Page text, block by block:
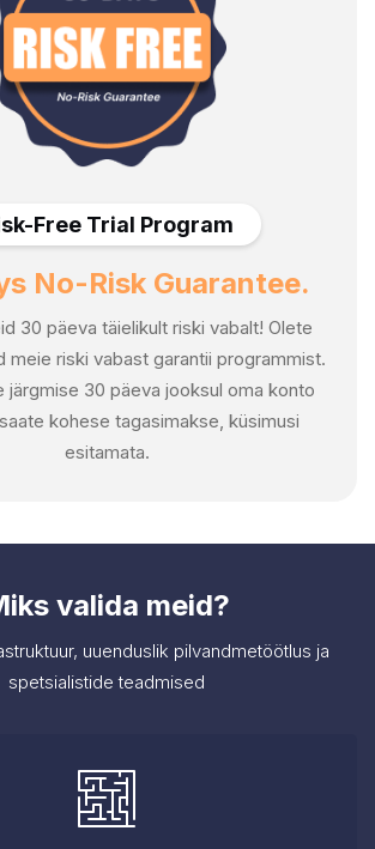
Free Trial Program
No-Risk Guarantee.
30 päeva täielikult riski vabalt! Olete
meie riski vabast garantii programmist.
järgmise 30 päeva jooksul oma konto
kohese tagasimakse, küsimusi
esitamata.
valida meid?
uuenduslik pilvandmetöötlus ja
spetsialistide teadmised